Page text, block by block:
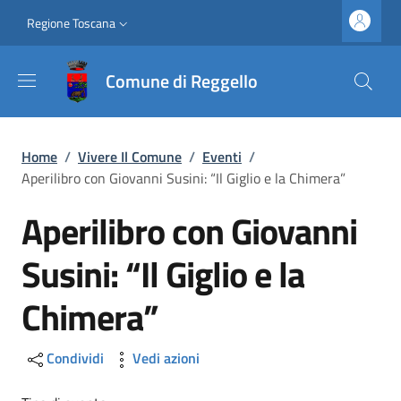
Slim top
Regione Toscana
Comune di Reggello
Briciole di pane
Home / Vivere Il Comune / Eventi /
Aperilibro con Giovanni Susini: “Il Giglio e la Chimera”
Aperilibro con Giovanni
Susini: “Il Giglio e la
Chimera”
Condividi Vedi azioni